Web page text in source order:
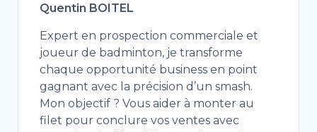
Quentin BOITEL
Expert en prospection commerciale et
joueur de badminton, je transforme
chaque opportunité business en point
gagnant avec la précision d’un smash.
Mon objectif ? Vous aider à monter au
filet pour conclure vos ventes avec